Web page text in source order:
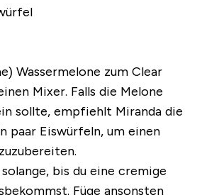
Wassermelone zum Clear
Mixer. Falls die Melone
sollte, empfiehlt Miranda die
paar Eiswürfeln, um einen
bis du eine cremige
Füge ansonsten